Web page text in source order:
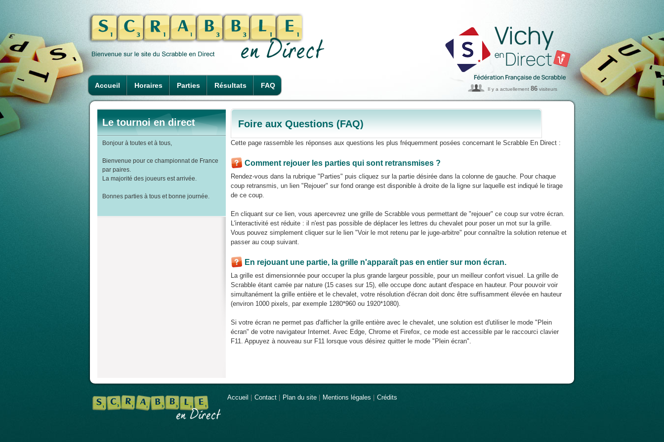
Accueil Horaires Parties Résultats FAQ Il y a actuellement 86 visiteurs
Le tournoi en direct
Bonjour à toutes et à tous,
Bienvenue pour ce championnat de France
par paires.
La majorité des joueurs est arrivée.
Bonnes parties à tous et bonne journée.
Foire aux Questions (FAQ)
Cette page rassemble les réponses aux questions les plus fréquemment posées concernant le Scrabble En Direct :
Comment rejouer les parties qui sont retransmises ?
Rendez-vous dans la rubrique "Parties" puis cliquez sur la partie désirée dans la colonne de gauche. Pour chaque
coup retransmis, un lien "Rejouer" sur fond orange est disponible à droite de la ligne sur laquelle est indiqué le tirage
de ce coup.
En cliquant sur ce lien, vous apercevrez une grille de Scrabble vous permettant de "rejouer" ce coup sur votre écran.
L'interactivité est réduite : il n'est pas possible de déplacer les lettres du chevalet pour poser un mot sur la grille.
Vous pouvez simplement cliquer sur le lien "Voir le mot retenu par le juge-arbitre" pour connaître la solution retenue et
passer au coup suivant.
En rejouant une partie, la grille n'apparaît pas en entier sur mon écran.
La grille est dimensionnée pour occuper la plus grande largeur possible, pour un meilleur confort visuel. La grille de
Scrabble étant carrée par nature (15 cases sur 15), elle occupe donc autant d'espace en hauteur. Pour pouvoir voir
simultanément la grille entière et le chevalet, votre résolution d'écran doit donc être suffisamment élevée en hauteur
(environ 1000 pixels, par exemple 1280*960 ou 1920*1080).
Si votre écran ne permet pas d'afficher la grille entière avec le chevalet, une solution est d'utiliser le mode "Plein
écran" de votre navigateur Internet. Avec Edge, Chrome et Firefox, ce mode est accessible par le raccourci clavier
F11. Appuyez à nouveau sur F11 lorsque vous désirez quitter le mode "Plein écran".
Accueil Contact Plan du site Mentions légales Crédits